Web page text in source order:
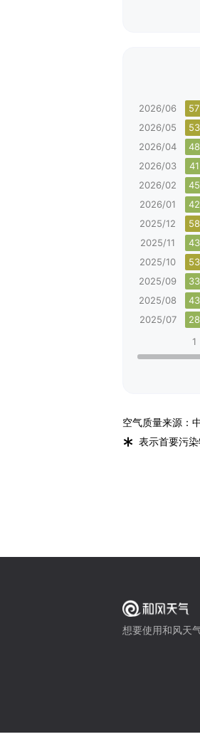
2026/06 57
2026/05
53
2026/04
48
2026/03
41
2026/02
45
2026/01
42
2025/12
58
2025/11
43
2025/10
53
2025/09
33
2025/08
43
2025/07
28
1
空气质量来源：
* 表示首要污染
想要使用和风天